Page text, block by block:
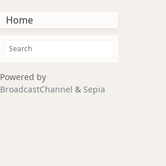
Home
Powered by
BroadcastChannel & Sepia